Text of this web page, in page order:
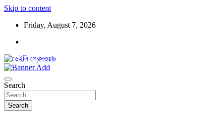
Skip to content
Friday, August 7, 2026
ডেইলি প্রেসওয়াচ
Search
Search